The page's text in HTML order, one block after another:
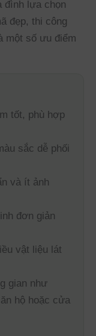
đình lựa chọn
đẹp, thi công
một số ưu điểm
tốt, phù hợp
sắc dễ phối
và ít ảnh
đơn giản
vật liệu lát
gian như
hộ hoặc cửa